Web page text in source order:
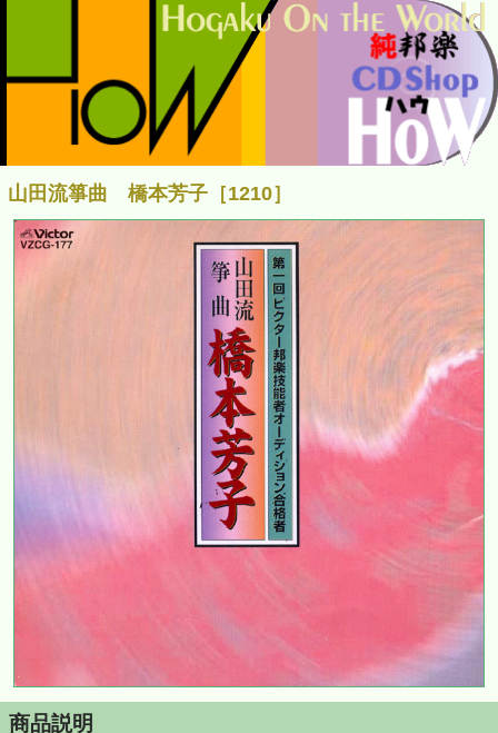
山田流箏曲 橋本芳子［1210］
商品説明